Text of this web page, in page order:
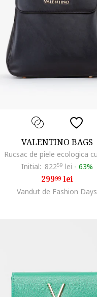
VALENTINO BAGS
Initial: 82259 lei - 63%
29999lei
Vandut de Fashion Days